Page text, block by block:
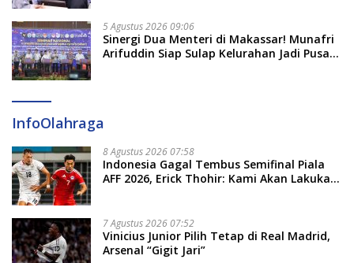
5 Agustus 2026 09:06
Sinergi Dua Menteri di Makassar! Munafri
Arifuddin Siap Sulap Kelurahan Jadi Pusat
InfoOlahraga
8 Agustus 2026 07:58
Indonesia Gagal Tembus Semifinal Piala
AFF 2026, Erick Thohir: Kami Akan Lakukan
7 Agustus 2026 07:52
Vinicius Junior Pilih Tetap di Real Madrid,
Arsenal “Gigit Jari”